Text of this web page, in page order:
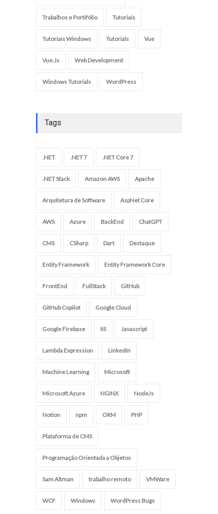
Trabalhos e Portifólio Tutoriais
Tutoriais Windows Tutorials Vue
Vue.Js Web Development
Windows Tutorials WordPress
Tags
.NET .NET 7 .NET Core 7
.NET Stack Amazon AWS Apache
Arquitetura de Software AspNet Core
AWS Azure BackEnd ChatGPT
CMS CSharp Dart Destaque
Entity Framework Entity Framework Core
FrontEnd FullStack GitHub
GitHub Copilot Google Cloud
Google Firebase IIS Javascript
Lambda Expression LinkedIn
Machine Learning Microsoft
Microsoft Azure NGINX NodeJs
Notion npm ORM PHP
Plataforma de CMS
Programação Orientada a Objetos
Sam Altman trabalho remoto VMWare
WCF Windows WordPress Bugs